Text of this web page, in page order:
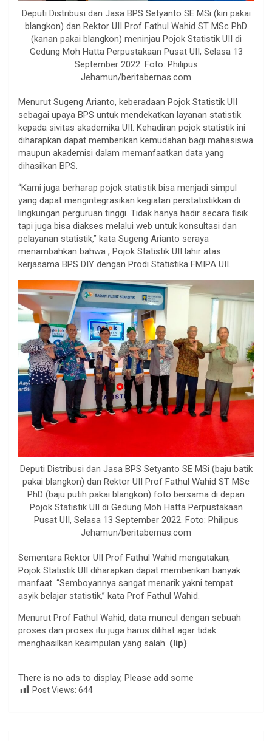
Deputi Distribusi dan Jasa BPS Setyanto SE MSi (kiri pakai
blangkon) dan Rektor UII Prof Fathul Wahid ST MSc PhD
(kanan pakai blangkon) meninjau Pojok Statistik UII di
Gedung Moh Hatta Perpustakaan Pusat UII, Selasa 13
September 2022. Foto: Philipus
Jehamun/beritabernas.com
Menurut Sugeng Arianto, keberadaan Pojok Statistik UII
sebagai upaya BPS untuk mendekatkan layanan statistik
kepada sivitas akademika UII. Kehadiran pojok statistik ini
diharapkan dapat memberikan kemudahan bagi mahasiswa
maupun akademisi dalam memanfaatkan data yang
dihasilkan BPS.
“Kami juga berharap pojok statistik bisa menjadi simpul
yang dapat mengintegrasikan kegiatan perstatistikkan di
lingkungan perguruan tinggi. Tidak hanya hadir secara fisik
tapi juga bisa diakses melalui web untuk konsultasi dan
pelayanan statistik,” kata Sugeng Arianto seraya
menambahkan bahwa , Pojok Statistik UII lahir atas
kerjasama BPS DIY dengan Prodi Statistika FMIPA UII.
Deputi Distribusi dan Jasa BPS Setyanto SE MSi (baju batik
pakai blangkon) dan Rektor UII Prof Fathul Wahid ST MSc
PhD (baju putih pakai blangkon) foto bersama di depan
Pojok Statistik UII di Gedung Moh Hatta Perpustakaan
Pusat UII, Selasa 13 September 2022. Foto: Philipus
Jehamun/beritabernas.com
Sementara Rektor UII Prof Fathul Wahid mengatakan,
Pojok Statistik UII diharapkan dapat memberikan banyak
manfaat. “Semboyannya sangat menarik yakni tempat
asyik belajar statistik,” kata Prof Fathul Wahid.
Menurut Prof Fathul Wahid, data muncul dengan sebuah
proses dan proses itu juga harus dilihat agar tidak
menghasilkan kesimpulan yang salah. (lip)
There is no ads to display, Please add some
Post Views: 644